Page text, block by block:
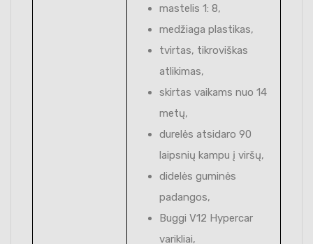
mastelis 1: 8,
medžiaga plastikas,
tvirtas, tikroviškas
atlikimas,
skirtas vaikams nuo 14
metų,
durelės atsidaro 90
laipsnių kampu į viršų,
didelės guminės
padangos,
Buggi V12 Hypercar
varikliai,